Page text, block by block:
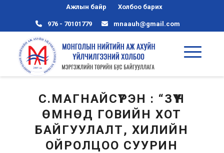
Ажлын байр Холбоо барих
976 - 70101779 mnaauh@gmail.com
С.МАГНАЙСҮРЭН : “ЗҮҮН
ӨМНӨД ГОВИЙН ХОТ
БАЙГУУЛАЛТ, ХИЛИЙН
ОЙРОЛЦОО СУУРИН